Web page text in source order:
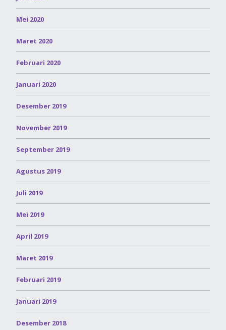
Mei 2020
Maret 2020
Februari 2020
Januari 2020
Desember 2019
November 2019
September 2019
Agustus 2019
Juli 2019
Mei 2019
April 2019
Maret 2019
Februari 2019
Januari 2019
Desember 2018